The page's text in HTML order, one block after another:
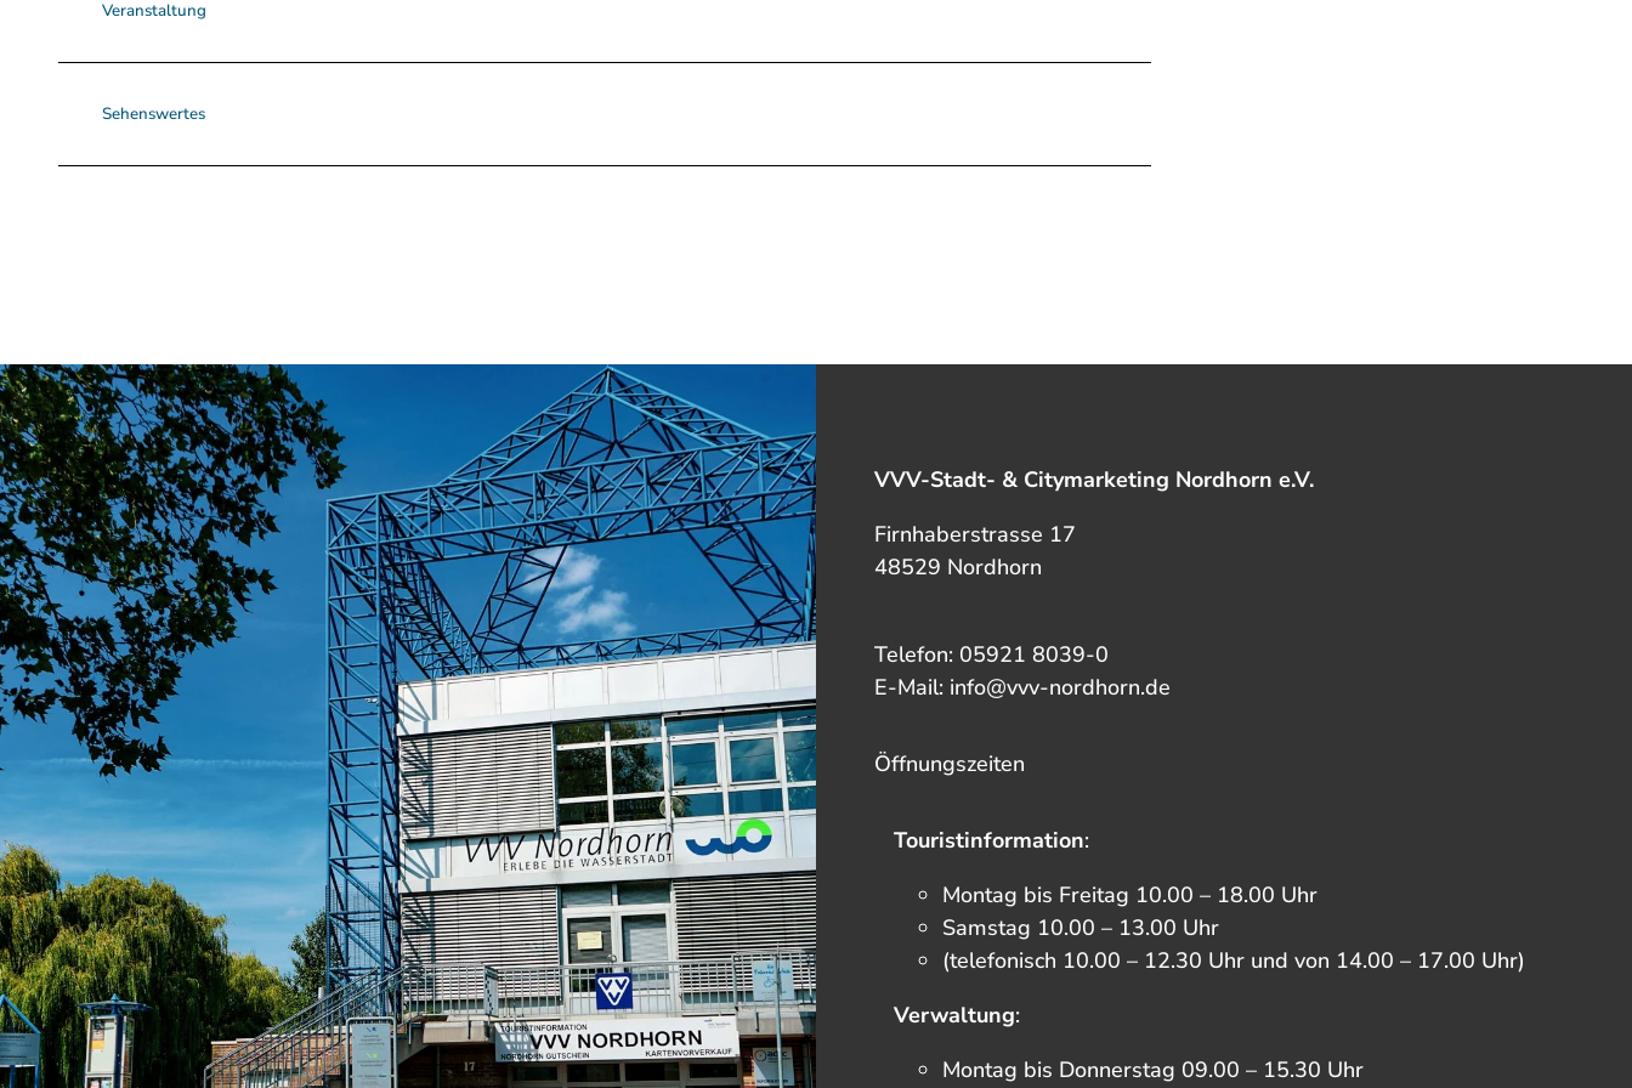
Veranstaltung
Sehenswertes
VVV-Stadt- & Citymarketing Nordhorn e.V.
Firnhaberstrasse 17
48529 Nordhorn
Telefon: 05921 8039-0
E-Mail: info@vvv-nordhorn.de
Öffnungszeiten
Touristinformation:
Montag bis Freitag 10.00 – 18.00 Uhr
Samstag 10.00 – 13.00 Uhr
(telefonisch 10.00 – 12.30 Uhr und von 14.00 – 17.00 Uhr)
Verwaltung:
Montag bis Donnerstag 09.00 – 15.30 Uhr